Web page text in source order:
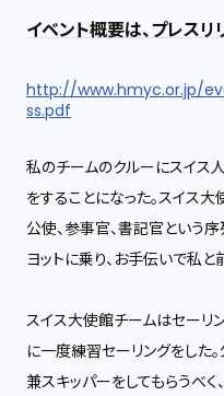
イベント概要は、プレスリ
http://www.hmyc.or.jp/
ss.pdf
私のチームのクルーにスイス
をすることになった。スイス
公使、参事官、書記官という
ヨットに乗り、お手伝いで私
スイス大使館チームはセーリ
に一度練習セーリングをした
兼スキッパーをしてもらうべく